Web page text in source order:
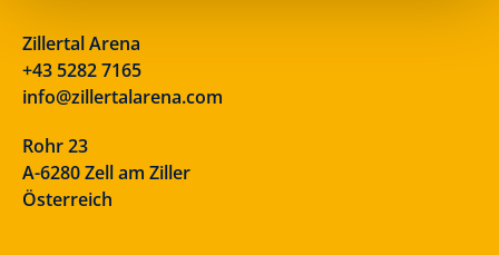
Zillertal Arena
+43 5282 7165
info@zillertalarena.com
Rohr 23
A-6280 Zell am Ziller
Österreich